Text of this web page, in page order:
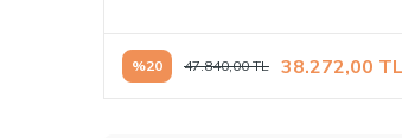
%20 47.840,00TL 38.272,00 TL